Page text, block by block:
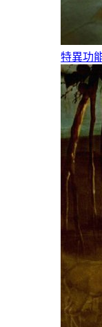
特異功